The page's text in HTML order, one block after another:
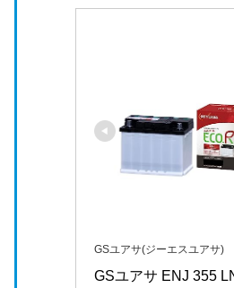
GSユアサ(ジーエスユアサ)
GSユアサ ENJ 355